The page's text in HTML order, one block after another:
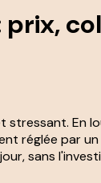
prix,
stressant. En
réglée par
sans